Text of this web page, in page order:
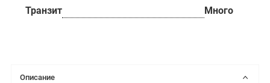
Транзит Много
Описание